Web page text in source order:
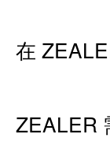
在
ZEALER